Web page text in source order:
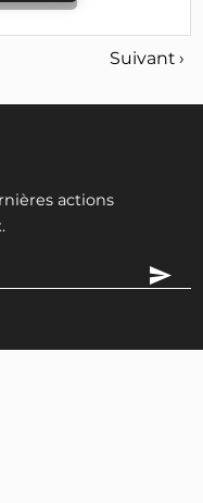
Suivant ›
actions